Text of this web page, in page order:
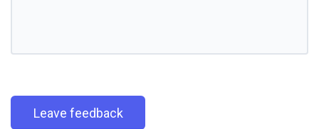
Leave feedback